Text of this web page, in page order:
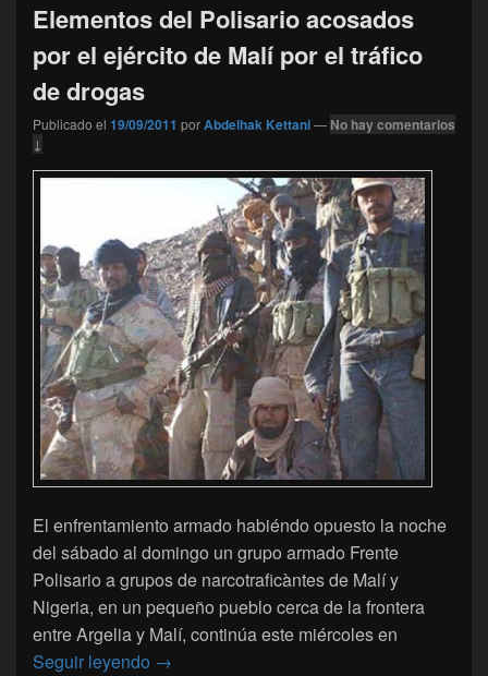
Elementos del Polisario acosados
por el ejército de Malí por el tráfico
de drogas
Publicado el 19/09/2011 porAbdelhak Kettani— No hay comentarios
↓
El enfrentamiento armado habiéndo opuesto la noche
del sábado al domingo un grupo armado Frente
Polisario a grupos de narcotraficàntes de Malí y
Nigeria, en un pequeño pueblo cerca de la frontera
entre Argelia y Malí, continúa este miércoles en
Seguir leyendo Elementos del Polisario acosados por el
→